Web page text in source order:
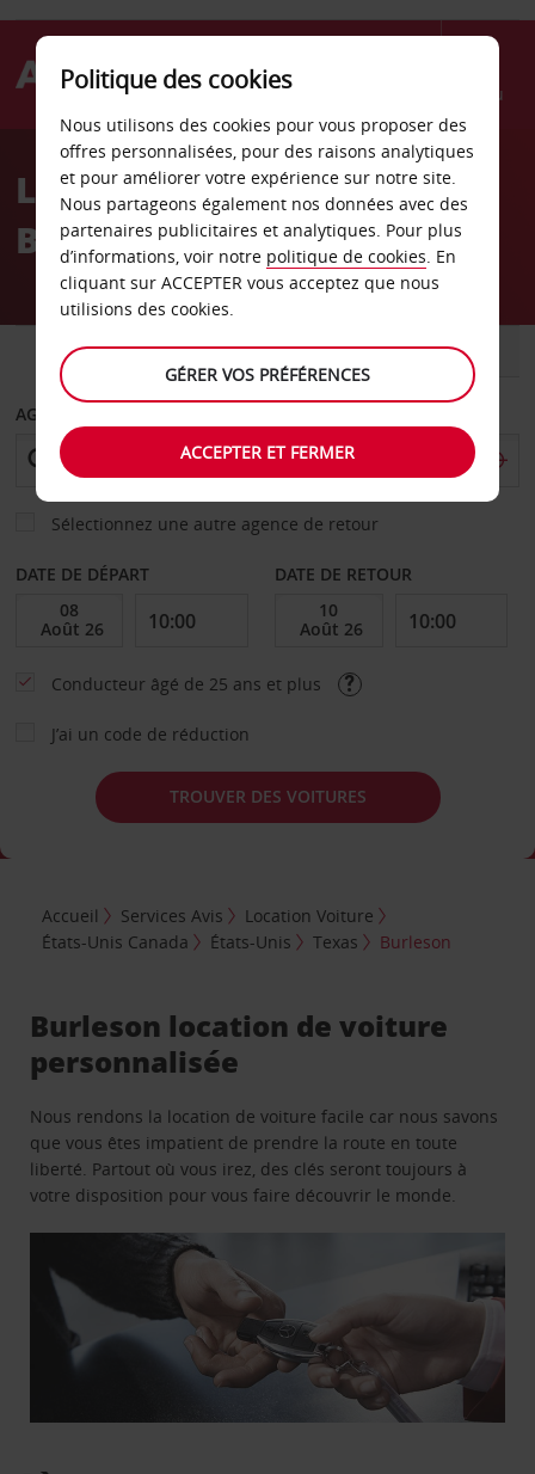
Menu
AvisLocation de voiture
Burleson
VOITURE UTILITAIRE
AGENCE DE DÉPART
Sélectionnez une autre agence de retour
DATE DE DÉPART DATE DE RETOUR
Conducteur âgé de 25 ans et plus
J’ai un code de réduction
TROUVER DES VOITURES
Accueil Services Avis
Location Voiture
États-Unis Canada
États-Unis Texas Burleson
Burleson location de voiture
personnalisée
Nous rendons la location de voiture facile car nous savons
que vous êtes impatient de prendre la route en toute
liberté. Partout où vous irez, des clés seront toujours à
votre disposition pour vous faire découvrir le monde.
Politique des cookies
Nous utilisons des cookies pour vous proposer des
offres personnalisées, pour des raisons analytiques
et pour améliorer votre expérience sur notre site.
Nous partageons également nos données avec des
partenaires publicitaires et analytiques. Pour plus
d’informations, voir notre politique de cookies. En
cliquant sur ACCEPTER vous acceptez que nous
utilisions des cookies.
GÉRER VOS PRÉFÉRENCES
ACCEPTER ET FERMER